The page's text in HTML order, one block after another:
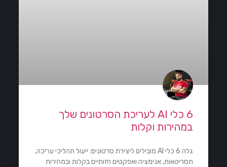
6 כלי AI לעריכת הסרטונים שלך
במהירות וקלות
גלה 6 כלי AI מובילים ליצירת סרטונים: ייעול תהליכי עריכה,
תסריטאות, אנימציה ואפקטים חזותיים בקלות ובמהירות